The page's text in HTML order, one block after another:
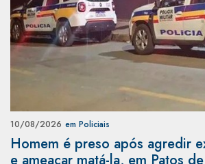
10/08/2026 em Policiais
Homem é preso após agredir